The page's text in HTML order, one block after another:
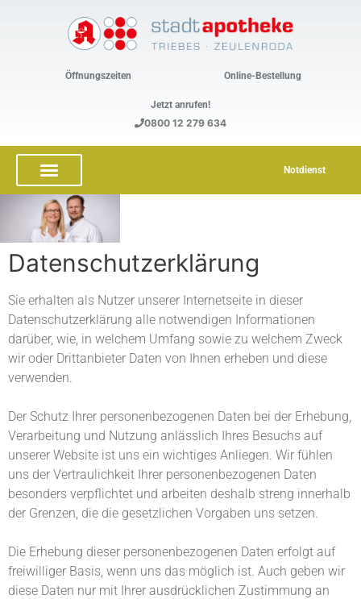
Öffnungszeiten Online-Bestellung
Jetzt anrufen!
0800 12 279 634
Notdienst
Datenschutzerklärung
Sie erhalten als Nutzer unserer Internetseite in dieser
Datenschutzerklärung alle notwendigen Informationen
darüber, wie, in welchem Umfang sowie zu welchem Zweck
wir oder Drittanbieter Daten von Ihnen erheben und diese
verwenden.
Der Schutz Ihrer personenbezogenen Daten bei der Erhebung,
Verarbeitung und Nutzung anlässlich Ihres Besuchs auf
unserer Website ist uns ein wichtiges Anliegen. Wir fühlen
uns der Vertraulichkeit Ihrer personenbezogenen Daten
besonders verpflichtet und arbeiten deshalb streng innerhalb
der Grenzen, die die gesetzlichen Vorgaben uns setzen.
Die Erhebung dieser personenbezogenen Daten erfolgt auf
freiwilliger Basis, wenn uns das möglich ist. Auch geben wir
diese Daten nur mit Ihrer ausdrücklichen Zustimmung an